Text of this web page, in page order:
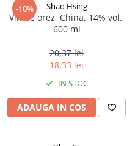
-10% Shao Hsing
Vin de orez, China, 14% vol.,
600 ml
20,37 lei
18,33 lei
IN STOC
ADAUGA IN COS